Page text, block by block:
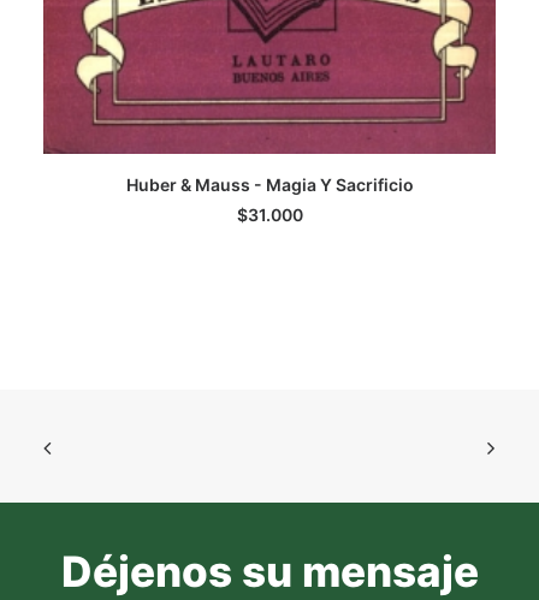
LEER MÁS
Huber & Mauss - Magia Y Sacrificio
$31.000
Déjenos su mensaje